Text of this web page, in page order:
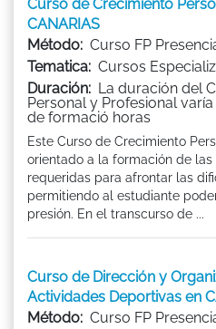
Curso de Crecimiento
CANARIAS
Método: Curso FP
Tematica: Cursos
Duración: La duración del
Personal y Profesional
de formació horas
Este Curso de Crecimiento
orientado a la formación de
requeridas para afrontar las
permitiendo al estudiante
presión. En el transcurso de ...
Curso de Dirección y
Actividades Deportivas en
Método: Curso FP